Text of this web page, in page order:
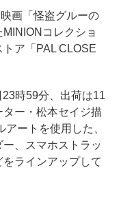
画「怪盗グルーの
コレクショ
ア「PAL CLOSE
時59分、出荷は11
ー・松本セイジ描
ートを使用した、
、スマホストラッ
ラインアップして